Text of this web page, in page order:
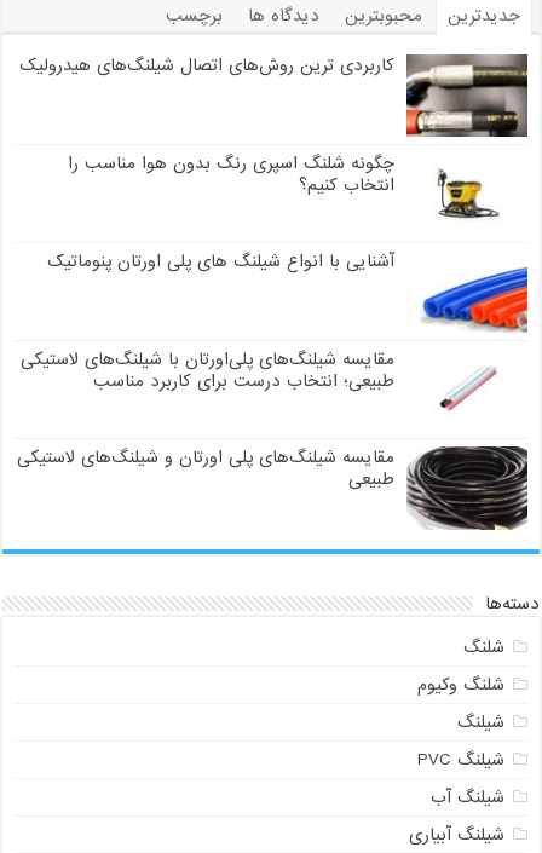
جدیدترین محبوبترین دیدگاه ها
برچسب
کاربردی ترین روش‌های اتصال شیلنگ‌های هیدرولیک
چگونه شلنگ اسپری رنگ بدون هوا مناسب را
انتخاب کنیم؟
آشنایی با انواع شیلنگ های پلی اورتان پنوماتیک
مقایسه شیلنگ‌های پلی‌اورتان با شیلنگ‌های لاستیکی
طبیعی؛ انتخاب درست برای کاربرد مناسب
مقایسه شیلنگ‌های پلی اورتان و شیلنگ‌های لاستیکی
طبیعی
دسته‌ها
شلنگ
شلنگ وکیوم
شیلنگ
شیلنگ PVC
شیلنگ آب
شیلنگ آبیاری